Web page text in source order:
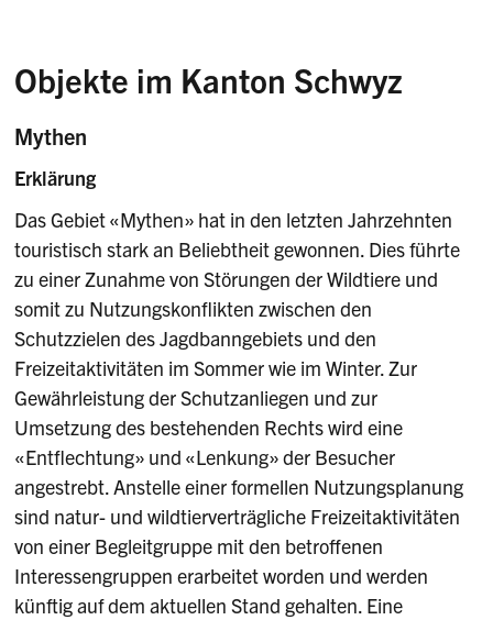
Objekte im Kanton Schwyz
Mythen
Erklärung
Das Gebiet «Mythen» hat in den letzten Jahrzehnten
touristisch stark an Beliebtheit gewonnen. Dies führte
zu einer Zunahme von Störungen der Wildtiere und
somit zu Nutzungskonflikten zwischen den
Schutzzielen des Jagdbanngebiets und den
Freizeitaktivitäten im Sommer wie im Winter. Zur
Gewährleistung der Schutzanliegen und zur
Umsetzung des bestehenden Rechts wird eine
«Entflechtung» und «Lenkung» der Besucher
angestrebt. Anstelle einer formellen Nutzungsplanung
sind natur- und wildtierverträgliche Freizeitaktivitäten
von einer Begleitgruppe mit den betroffenen
Interessengruppen erarbeitet worden und werden
künftig auf dem aktuellen Stand gehalten. Eine